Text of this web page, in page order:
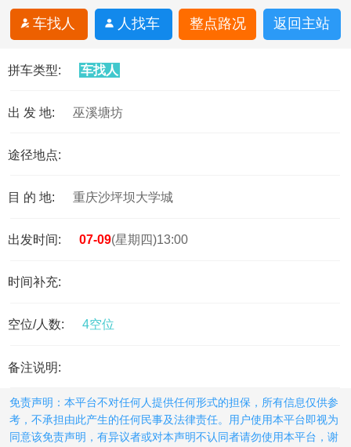
车找人 人找车 整点路况 返回主站
拼车类型: 车找人
出 发 地: 巫溪塘坊
途径地点:
目 的 地: 重庆沙坪坝大学城
出发时间: 07-09(星期四)13:00
时间补充:
空位/人数: 4空位
备注说明:
免责声明：本平台不对任何人提供任何形式的担保，所有信息仅供参
考，不承担由此产生的任何民事及法律责任。用户使用本平台即视为
同意该免责声明，有异议者或对本声明不认同者请勿使用本平台，谢